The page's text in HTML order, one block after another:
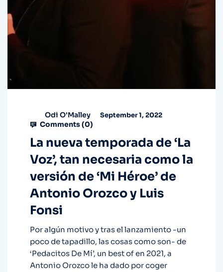
Odi O'Malley September 1, 2022
Comments (0)
La nueva temporada de ‘La
Voz’, tan necesaria como la
versión de ‘Mi Héroe’ de
Antonio Orozco y Luis
Fonsi
Por algún motivo y tras el lanzamiento -un
poco de tapadillo, las cosas como son- de
‘Pedacitos De Mí’, un best of en 2021, a
Antonio Orozco le ha dado por coger